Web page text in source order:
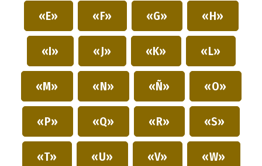
«E» «F» «G» «H»
«I» «J» «K» «L»
«M» «N» «Ñ» «O»
«P» «Q» «R» «S»
«T» «U» «V» «W»